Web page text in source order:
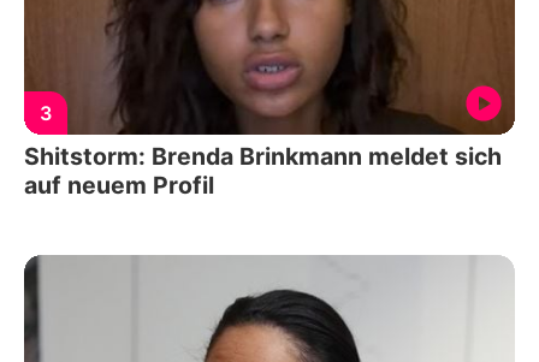
3
Shitstorm: Brenda Brinkmann meldet sich
auf neuem Profil